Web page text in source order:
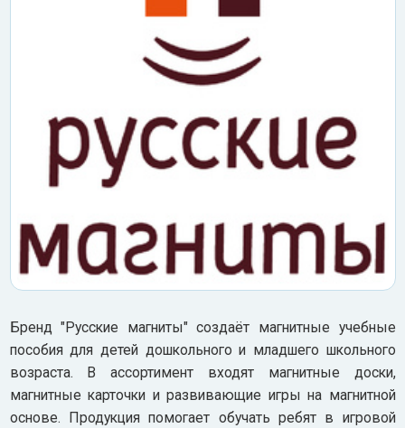
Бренд "Русские магниты" создаёт магнитные учебные
пособия для детей дошкольного и младшего школьного
возраста. В ассортимент входят магнитные доски,
магнитные карточки и развивающие игры на магнитной
основе. Продукция помогает обучать ребят в игровой